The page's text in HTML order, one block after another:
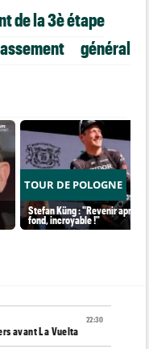
de la 3è étape
général
TOUR DE POLOGNE
Stefan Küng : "Revenir après
fond, incroyable !"
22:30
avant La Vuelta